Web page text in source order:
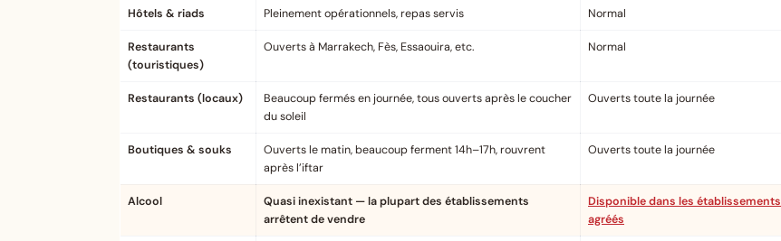
Hôtels & riads Pleinement opérationnels, repas servis Normal
Restaurants
(touristiques)
Ouverts à Marrakech, Fès, Essaouira, etc. Normal
Restaurants (locaux)
Beaucoup fermés en journée, tous ouverts après le coucher
du soleil
Ouverts toute la journée
Boutiques & souks
Ouverts le matin, beaucoup ferment 14h–17h, rouvrent
après l’iftar
Ouverts toute la journée
Alcool
Quasi inexistant — la plupart des établissements
arrêtent de vendre
Disponible dans les établissements
agréés